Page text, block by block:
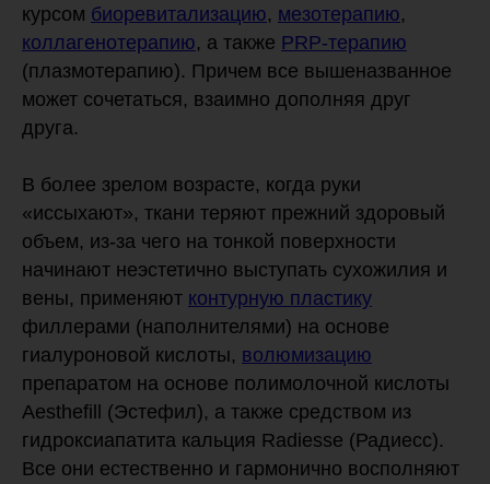
курсом биоревитализацию, мезотерапию,
коллагенотерапию, а также PRP-терапию
(плазмотерапию). Причем все вышеназванное
может сочетаться, взаимно дополняя друг
друга.
В более зрелом возрасте, когда руки
«иссыхают», ткани теряют прежний здоровый
объем, из-за чего на тонкой поверхности
начинают неэстетично выступать сухожилия и
вены, применяют контурную пластику
филлерами (наполнителями) на основе
гиалуроновой кислоты, волюмизацию
препаратом на основе полимолочной кислоты
Aesthefill (Эстефил), а также средством из
гидроксиапатита кальция Radiesse (Радиесс).
Все они естественно и гармонично восполняют